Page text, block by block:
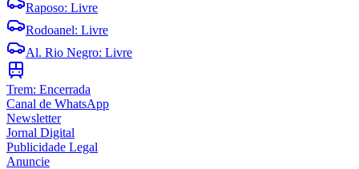
Raposo: Livre
Rodoanel: Livre
Al. Rio Negro: Livre
Trem: Encerrada
Canal de WhatsApp
Newsletter
Jornal Digital
Publicidade Legal
Anuncie